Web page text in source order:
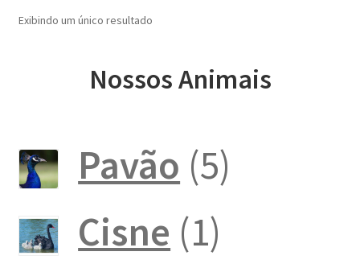
Exibindo um único resultado
Nossos Animais
Pavão 55
Cisne 11